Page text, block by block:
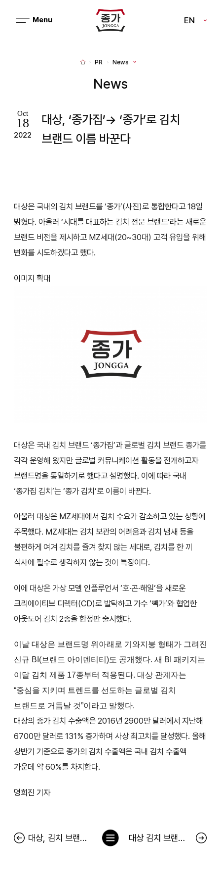
J
J
G
메
EN
H
PR News
News
Oct
18
2022
대상, ‘종가집’→ ‘종가’로 김치
브랜드 이름 바꾼다
대상은 국내외 김치 브랜드를 ‘종가’(사진)로 통합한다고 18일
밝혔다. 아울러 ‘시대를 대표하는 김치 전문 브랜드’라는 새로운
브랜드 비전을 제시하고 MZ세대(20~30대) 고객 유입을 위해
변화를 시도하겠다고 했다.
이미지 확대
대상은 국내 김치 브랜드 ‘종가집’과 글로벌 김치 브랜드 종가를
각각 운영해 왔지만 글로벌 커뮤니케이션 활동을 전개하고자
브랜드명을 통일하기로 했다고 설명했다. 이에 따라 국내
‘종가집 김치’는 ‘종가 김치’로 이름이 바뀐다.
아울러 대상은 MZ세대에서 김치 수요가 감소하고 있는 상황에
주목했다. MZ세대는 김치 보관의 어려움과 김치 냄새 등을
불편하게 여겨 김치를 즐겨 찾지 않는 세대로, 김치를 한 끼
식사에 필수로 생각하지 않는 것이 특징이다.
이에 대상은 가상 모델 인플루언서 ‘호·곤·해일’을 새로운
크리에이티브 디렉터(CD)로 발탁하고 가수 ‘빽가’와 협업한
아웃도어 김치 2종을 한정판 출시했다.
이날 대상은 브랜드명 위아래로 기와지붕 형태가 그려진
신규 BI(브랜드 아이덴티티)도 공개했다. 새 BI 패키지는
이달 김치 제품 17종부터 적용된다. 대상 관계자는
“중심을 지키며 트렌드를 선도하는 글로벌 김치
브랜드로 거듭날 것”이라고 말했다.
대상의 종가 김치 수출액은 2016년 2900만 달러에서 지난해
6700만 달러로 131% 증가하며 사상 최고치를 달성했다. 올해
상반기 기준으로 종가의 김치 수출액은 국내 김치 수출액
가운데 약 60%를 차지한다.
명희진 기자
대상, 김치 브랜드 `종가`로 통합…"글로벌 소통 강화" 대상 김치 브랜드 종가집, ‘종가(JONGGA)’로 통합
목
록